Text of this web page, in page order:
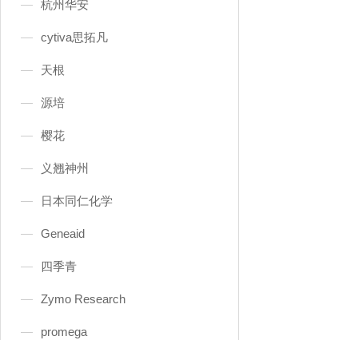
杭州华安
cytiva思拓凡
天根
源培
樱花
义翘神州
日本同仁化学
Geneaid
四季青
Zymo Research
promega